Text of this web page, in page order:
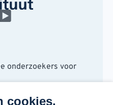
cookies.
onderzoekers voor